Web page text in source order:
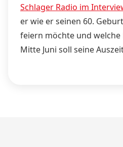
Schlager Radio im
er wie er seinen 60.
feiern möchte und welche
Mitte Juni soll seine